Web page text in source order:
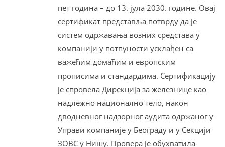
пет година – до 13. јула 2030. године. Овај
сертификат представља потврду да је
систем одржавања возних средстава у
компанији у потпуности усклађен са
важећим домаћим и европским
прописима и стандардима. Сертификацију
је спровела Дирекција за железнице као
надлежно национално тело, након
дводневног надзорног аудита одржаног у
Управи компаније у Београду и у Секцији
ЗОВС у Нишу. Провера је обухватила